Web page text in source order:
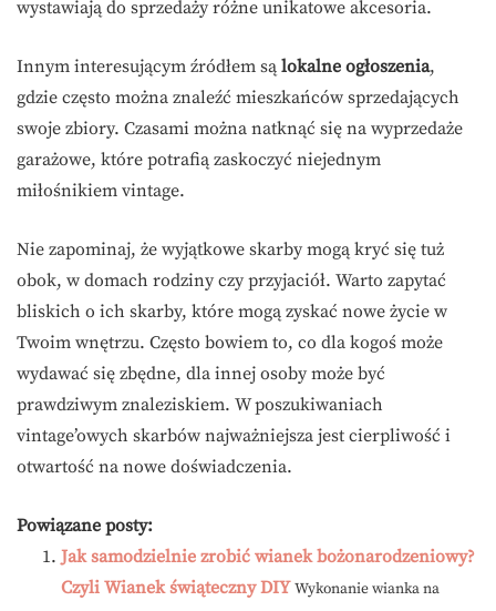
wystawiają do sprzedaży różne unikatowe akcesoria.
Innym interesującym źródłem są lokalne ogłoszenia,
gdzie często można znaleźć mieszkańców sprzedających
swoje zbiory. Czasami można natknąć się na wyprzedaże
garażowe, które potrafią zaskoczyć niejednym
miłośnikiem vintage.
Nie zapominaj, że wyjątkowe skarby mogą kryć się tuż
obok, w domach rodziny czy przyjaciół. Warto zapytać
bliskich o ich skarby, które mogą zyskać nowe życie w
Twoim wnętrzu. Często bowiem to, co dla kogoś może
wydawać się zbędne, dla innej osoby może być
prawdziwym znaleziskiem. W poszukiwaniach
vintage’owych skarbów najważniejsza jest cierpliwość i
otwartość na nowe doświadczenia.
Powiązane posty:
Jak samodzielnie zrobić wianek bożonarodzeniowy?
Czyli Wianek świąteczny DIY Wykonanie wianka na